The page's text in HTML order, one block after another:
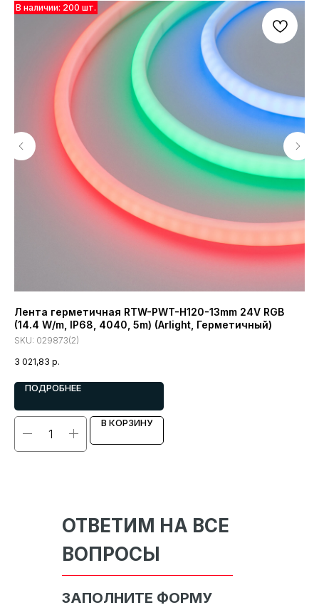
Лента герметичная RTW-PWT-H120-13mm 24V RGB
(14.4 W/m, IP68, 4040, 5m) (Arlight, Герметичный)
SKU: 029873(2)
3 021,83 р.
ПОДРОБНЕЕ
В КОРЗИНУ
ОТВЕТИМ НА ВСЕ
ВОПРОСЫ
ЗАПОЛНИТЕ ФОРМУ